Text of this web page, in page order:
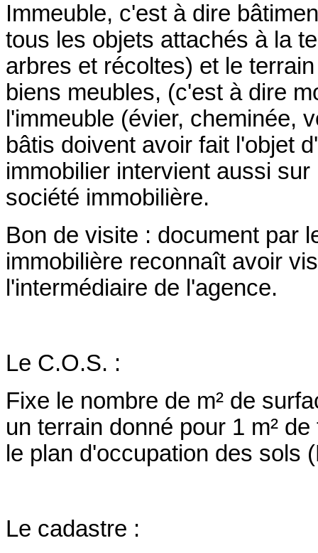
Immeuble, c'est à dire
tous les objets attachés à la
arbres et récoltes) et le
biens meubles, (c'est à dire
l'immeuble (évier, cheminée,
bâtis doivent avoir fait l'objet
immobilier intervient aussi
société immobilière.
Bon de visite : document par
immobilière reconnaît avoir
l'intermédiaire de l'agence.
Le C.O.S. :
Fixe le nombre de m² de
un terrain donné pour 1 m²
le plan d'occupation des sols
Le cadastre :